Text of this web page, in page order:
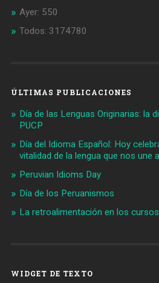
Ayer: 550
Todos: 3174780
ÚLTIMAS PUBLICACIONES
Día de las Lenguas Originarias: la
PUCP
Día del Idioma Español: Hoy
vitalidad de la lengua que nos une
Peruvian Idioms Day
Día de los Peruanismos
La retroalimentación en los
WIDGET DE TEXTO